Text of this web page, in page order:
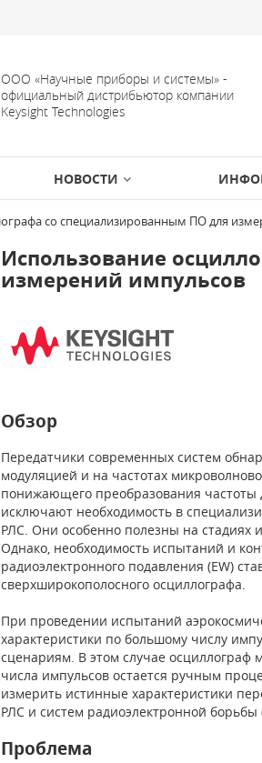
ООО «Научные приборы и системы» -
официальный дистрибьютор компании
Keysight Technologies
НОВОСТИ
со специализированным ПО для
Использование
измерений импульсов
Обзор
Передатчики современных систем
модуляцией и на частотах
понижающего преобразования частоты
исключают необходимость в
РЛС. Они особенно полезны на стадиях
Однако, необходимость испытаний и
радиоэлектронного подавления (EW)
сверхширокополосного осциллографа.
При проведении испытаний
характеристики по большому числу
сценариям. В этом случае осциллограф
числа импульсов остается ручным
измерить истинные характеристики
РЛС и систем радиоэлектронной борьбы
Проблема